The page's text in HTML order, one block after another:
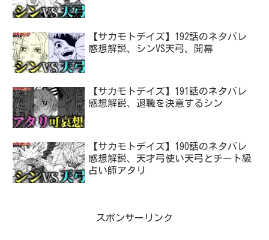
【サカモトデイズ】192話のネタバレ
感想解説、シンVS天弓、開幕
【サカモトデイズ】191話のネタバレ
感想解説、退職を決意するシン
【サカモトデイズ】190話のネタバレ
感想解説、天才弓使い天弓とチート級
占い師アタリ
スポンサーリンク